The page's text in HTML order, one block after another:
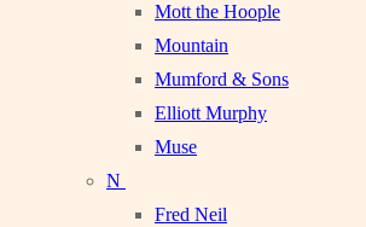
Mott the Hoople
Mountain
Mumford & Sons
Elliott Murphy
Muse
N
Fred Neil